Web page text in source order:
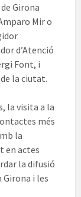
Girona
Mir o
d’Atenció
Font, i
la ciutat.
la visita a la
més
la
en actes
la difusió
i les